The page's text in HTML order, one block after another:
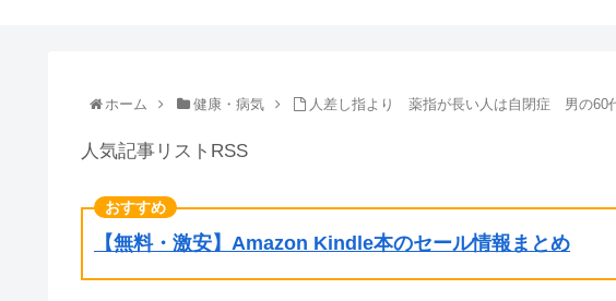
ホーム 健康・病気 人差し指より 薬指が長い人は自閉症 男の60
人気記事リストRSS
【無料・激安】Amazon Kindle本のセール情報まとめ